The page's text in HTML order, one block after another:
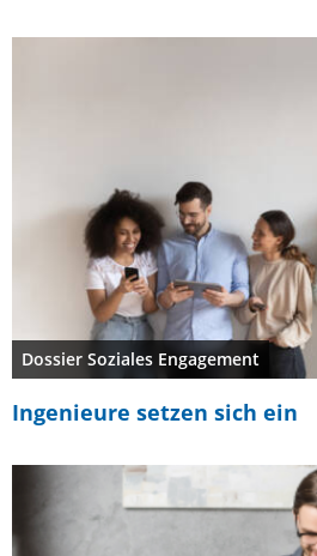
Dossier Soziales Engagement
Ingenieure setzen sich ein